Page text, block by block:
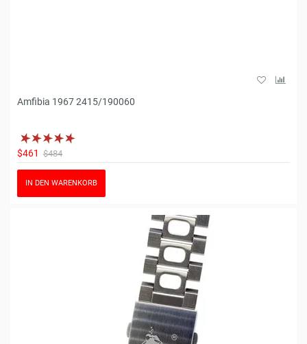
Amfibia 1967 2415/190060
$461 $484
IN DEN WARENKORB